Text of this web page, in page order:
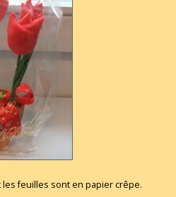
feuilles sont en papier crêpe.